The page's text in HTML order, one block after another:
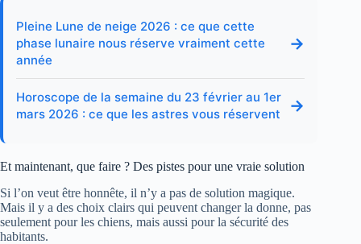
Pleine Lune de neige 2026 : ce que cette
phase lunaire nous réserve vraiment cette
année
→
Horoscope de la semaine du 23 février au 1er
mars 2026 : ce que les astres vous réservent
→
Et maintenant, que faire ? Des pistes pour une vraie solution
Si l’on veut être honnête, il n’y a pas de solution magique.
Mais il y a des choix clairs qui peuvent changer la donne, pas
seulement pour les chiens, mais aussi pour la sécurité des
habitants.